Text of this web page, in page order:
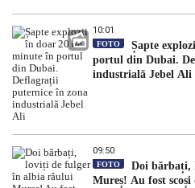
10:01
FOTO
Șapte
portul din Dubai.
industrială Jebel Ali
09:50
FOTO
Doi bărbați,
Mureș! Au fost